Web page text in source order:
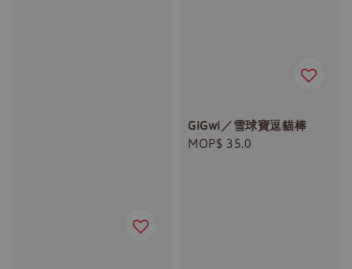
GiGwi／雪球寶逗貓棒
Regular
MOP$ 35.0